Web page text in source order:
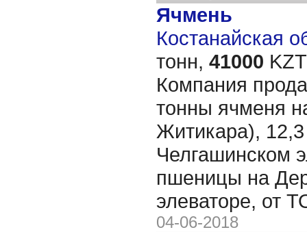
Ячмень
Костанайская
тонн, 41000
Компания
тонны ячменя
Житикара),
Челгашинском
пшеницы на
элеваторе, от
04-06-2018